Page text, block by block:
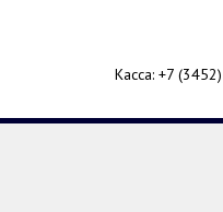
Касса: +7 (3452)